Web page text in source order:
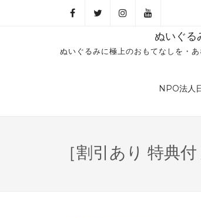
ぬいぐる
ぬいぐるみに極上のおもてなしを・
NPO法人
［割引あり 特典